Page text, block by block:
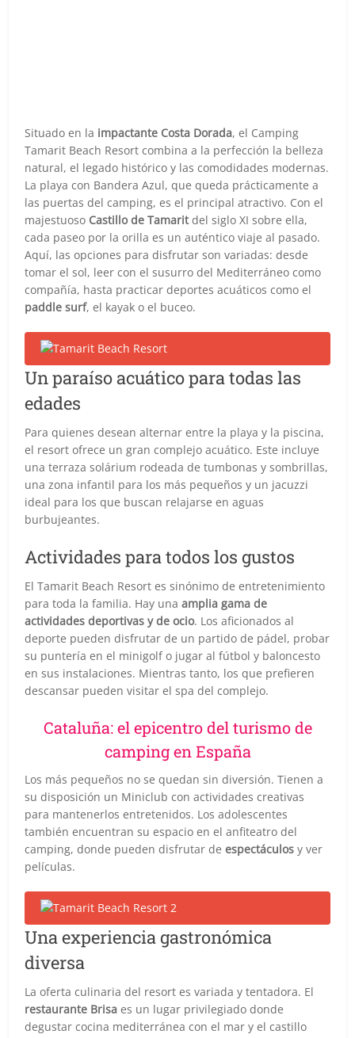
Situado en la impactante Costa Dorada, el Camping
Tamarit Beach Resort combina a la perfección la belleza
natural, el legado histórico y las comodidades modernas.
La playa con Bandera Azul, que queda prácticamente a
las puertas del camping, es el principal atractivo. Con el
majestuoso Castillo de Tamaritdel siglo XI sobre ella,
cada paseo por la orilla es un auténtico viaje al pasado.
Aquí, las opciones para disfrutar son variadas: desde
tomar el sol, leer con el susurro del Mediterráneo como
compañía, hasta practicar deportes acuáticos como el
paddle surf, el kayak o el buceo.
Un paraíso acuático para todas las
edades
Para quienes desean alternar entre la playa y la piscina,
el resort ofrece un gran complejo acuático. Este incluye
una terraza solárium rodeada de tumbonas y sombrillas,
una zona infantil para los más pequeños y un jacuzzi
ideal para los que buscan relajarse en aguas
burbujeantes.
Actividades para todos los gustos
El Tamarit Beach Resort es sinónimo de entretenimiento
para toda la familia. Hay unaamplia gama de
actividades deportivas y de ocio. Los aficionados al
deporte pueden disfrutar de un partido de pádel, probar
su puntería en el minigolf o jugar al fútbol y baloncesto
en sus instalaciones. Mientras tanto, los que prefieren
descansar pueden visitar el spa del complejo.
Cataluña: el epicentro del turismo de
camping en España
Los más pequeños no se quedan sin diversión. Tienen a
su disposición un Miniclub con actividades creativas
para mantenerlos entretenidos. Los adolescentes
también encuentran su espacio en el anfiteatro del
camping, donde pueden disfrutar deespectáculos y ver
películas.
Una experiencia gastronómica
diversa
La oferta culinaria del resort es variada y tentadora. El
restaurante Brisa es un lugar privilegiado donde
degustar cocina mediterránea con el mar y el castillo